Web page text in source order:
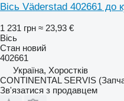
Вісь Väderstad 402661 до
1 231 грн ≈ 23,93 €
Вісь
Стан новий
402661
Україна, Хоростків
CONTINENTAL SERVIS
Зв'язатися з продавцем